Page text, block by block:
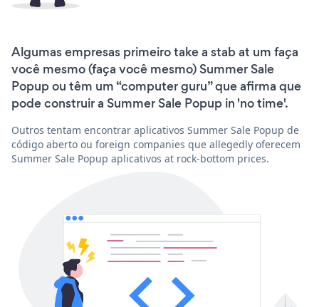
Algumas empresas primeiro take a stab at um faça
você mesmo (faça você mesmo) Summer Sale
Popup ou têm um “computer guru” que afirma que
pode construir a Summer Sale Popup in 'no time'.
Outros tentam encontrar aplicativos Summer Sale Popup de
código aberto ou foreign companies que allegedly oferecem
Summer Sale Popup aplicativos at rock-bottom prices.